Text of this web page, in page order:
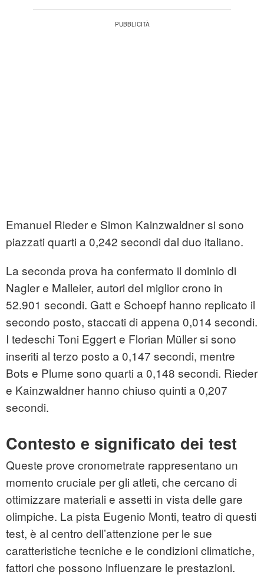
Emanuel Rieder e Simon Kainzwaldner si sono
piazzati quarti a 0,242 secondi dal duo italiano.
La seconda prova ha confermato il dominio di
Nagler e Malleier, autori del miglior crono in
52.901 secondi. Gatt e Schoepf hanno replicato il
secondo posto, staccati di appena 0,014 secondi.
I tedeschi Toni Eggert e Florian Müller si sono
inseriti al terzo posto a 0,147 secondi, mentre
Bots e Plume sono quarti a 0,148 secondi. Rieder
e Kainzwaldner hanno chiuso quinti a 0,207
secondi.
Contesto e significato dei test
Queste prove cronometrate rappresentano un
momento cruciale per gli atleti, che cercano di
ottimizzare materiali e assetti in vista delle gare
olimpiche. La pista Eugenio Monti, teatro di questi
test, è al centro dell’attenzione per le sue
caratteristiche tecniche e le condizioni climatiche,
fattori che possono influenzare le prestazioni.